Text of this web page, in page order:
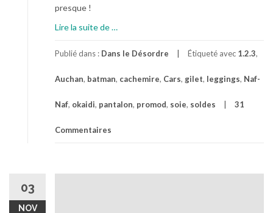
presque !
Lire la suite de
r
p
s
c
…
Publié dans : Dans le Désordre Étiqueté avec 1.2.3,
Auchan, batman, cachemire, Cars, gilet, leggings, Naf-
Naf, okaidi, pantalon, promod, soie, soldes 31
Commentaires
03
NOV